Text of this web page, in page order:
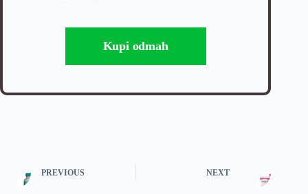
Kupi odmah
PREVIOUS NEXT